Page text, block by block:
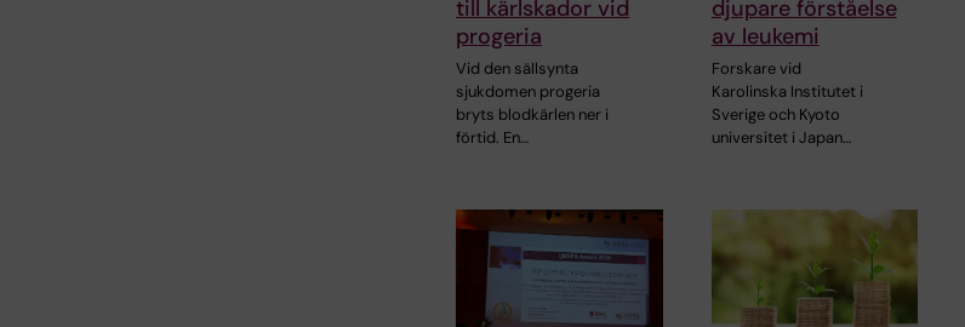
till kärlskador vid
progeria
Vid den sällsynta
sjukdomen progeria
bryts blodkärlen ner i
förtid. En…
djupare förståelse
av leukemi
Forskare vid
Karolinska Institutet i
Sverige och Kyoto
universitet i Japan…